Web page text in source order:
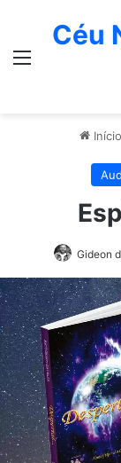
Céu
Início
Gideon